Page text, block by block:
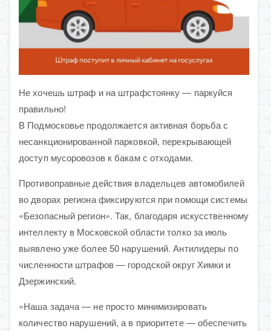
Не хочешь штраф и на штрафстоянку — паркуйся
правильно!
В Подмосковье продолжается активная борьба с
несанкционированной парковкой, перекрывающей
доступ мусоровозов к бакам с отходами.
Противоправные действия владельцев автомобилей
во дворах региона фиксируются при помощи системы
«Безопасный регион». Так, благодаря искусственному
интеллекту в Московской области толко за июль
выявлено уже более 50 нарушений. Антилидеры по
численности штрафов — городской округ Химки и
Дзержинский.
«Наша задача — не просто минимизировать
количество нарушений, а в приоритете — обеспечить